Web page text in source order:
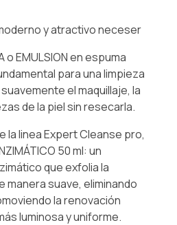
y atractivo neceser
o EMULSION en espuma
para una limpieza
el maquillaje, la
de la piel sin resecarla.
la linea Expert Cleanse pro,
50 ml: un
que exfolia la
suave, eliminando
la renovación
luminosa y uniforme.